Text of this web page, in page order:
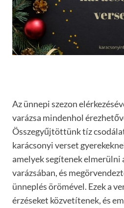
Az ünnepi szezon
varázsa mindenhol
Összegyűjtöttünk tíz
karácsonyi verset
amelyek segítenek elmerülni
varázsában, és
ünneplés örömével. Ezek a
érzéseket közvetítenek, és